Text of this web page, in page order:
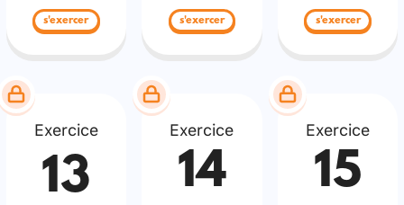
s'exercer s'exercer s'exercer
Exercice
13
Exercice
14
Exercice
15